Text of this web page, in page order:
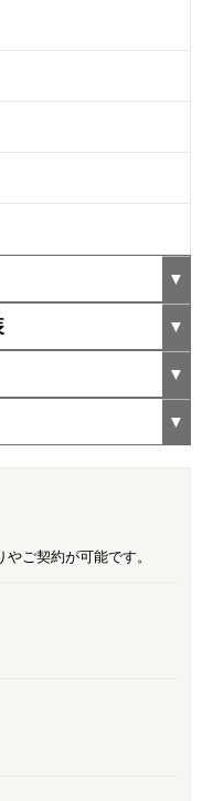
ご契約が可能です。